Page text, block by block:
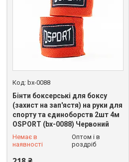
bx-0088
Бінти боксерські для боксу
(захист на зап'ястя) на руки для
спорту та єдиноборств 2шт 4м
OSPORT (bx-0088) Червоний
Немає в
наявності
Оптом і в
роздріб
+380 (93) 625-49-82